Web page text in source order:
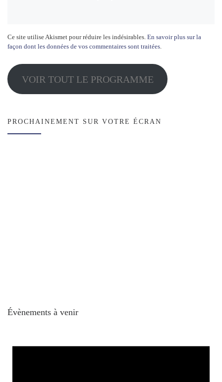
Ce site utilise Akismet pour réduire les indésirables. En savoir plus sur la
façon dont les données de vos commentaires sont traitées.
VOIR TOUT LE PROGRAMME
PROCHAINEMENT SUR VOTRE ÉCRAN
Évènements à venir